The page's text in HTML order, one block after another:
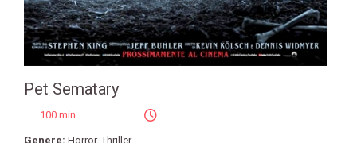
Pet Sematary
100 min
Genere: Horror,Thriller